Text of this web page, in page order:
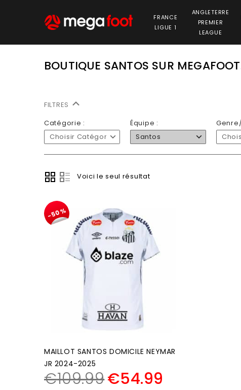
FRANCE
LIGUE 1
ANGLETERRE
PREMIER
LEAGUE
BOUTIQUE SANTOS SUR
FILTRES
Catégorie :
Choisir Catégorie
Équipe :
Santos
Voici le seul résultat
-50%
MAILLOT SANTOS DOMICILE NEYMAR
JR 2024-2025
€109.99€54.99